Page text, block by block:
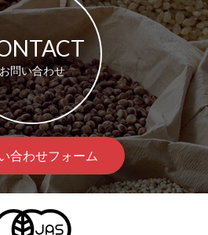
お問い合わせ
合わせフォーム